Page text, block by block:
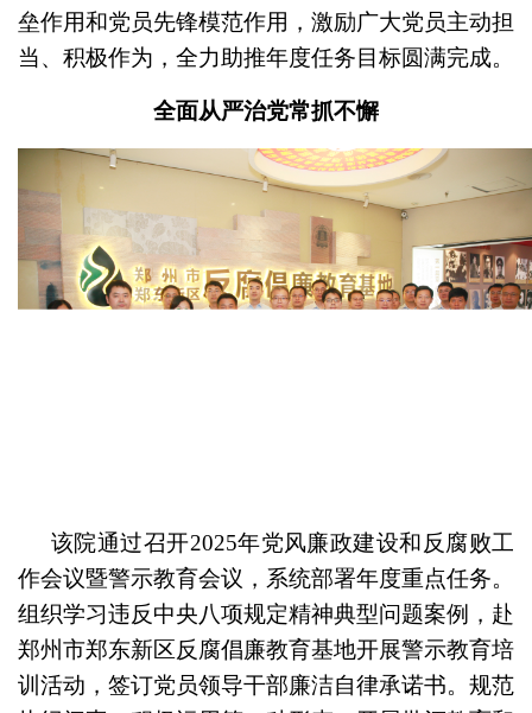
垒作用和党员先锋模范作用，激励广大党员主动担
当、积极作为，全力助推年度任务目标圆满完成。
全面从严治党常抓不懈
该院通过召开2025年党风廉政建设和反腐败工
作会议暨警示教育会议，系统部署年度重点任务。
组织学习违反中央八项规定精神典型问题案例，赴
郑州市郑东新区反腐倡廉教育基地开展警示教育培
训活动，签订党员领导干部廉洁自律承诺书。规范